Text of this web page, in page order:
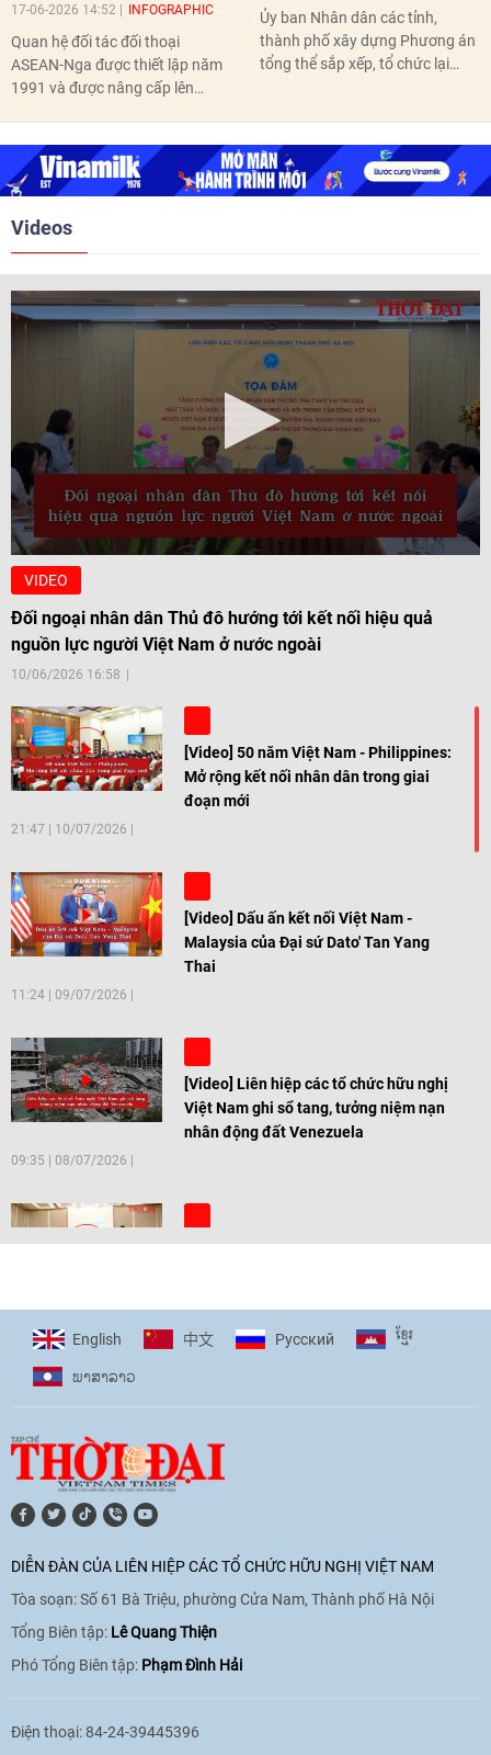
17-06-2026 14:52 INFOGRAPHIC
Quan hệ đối tác đối thoại
ASEAN-Nga được thiết lập năm
1991 và được nâng cấp lên
nghị Cấp cao vào các năm 2005,
2010, 2016, 2018, 2021.
Ủy ban Nhân dân các tỉnh,
thành phố xây dựng Phương án
tổng thể sắp xếp, tổ chức lại
Videos
VIDEO
Đối ngoại nhân dân Thủ đô hướng tới kết nối hiệu quả
nguồn lực người Việt Nam ở nước ngoài
10/06/2026 16:58
[Video] 50 năm Việt Nam - Philippines:
Mở rộng kết nối nhân dân trong giai
đoạn mới
21:47 | 10/07/2026
[Video] Dấu ấn kết nối Việt Nam -
Malaysia của Đại sứ Dato' Tan Yang
Thai
11:24 | 09/07/2026
[Video] Liên hiệp các tổ chức hữu nghị
Việt Nam ghi sổ tang, tưởng niệm nạn
nhân động đất Venezuela
09:35 | 08/07/2026
[Video] Trẻ em Đông Á cùng kiến tạo
11:10|17/06/2026
hòa bình, hữu nghị giữa các dân tộc"
cho Đại sứ Hungary tại Việt Nam
17:25|13/06/2026
English 中文 Pусский ខ្មែរ
ພາ​ສາ​ລາວ
DIỄN ĐÀN CỦA LIÊN HIỆP CÁC TỔ CHỨC HỮU NGHỊ VIỆT NAM
Tòa soạn: Số 61 Bà Triệu, phường Cửa Nam, Thành phố Hà Nội
Tổng Biên tập: Lê Quang Thiện
Phó Tổng Biên tập: Phạm Đình Hải
Điện thoại: 84-24-39445396